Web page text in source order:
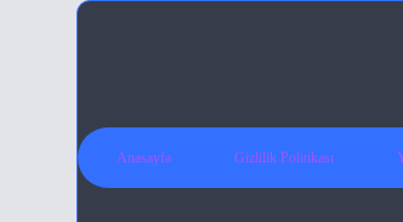
Anasayfa Gizlilik Politikası